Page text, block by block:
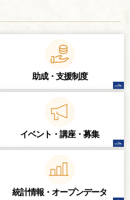
助成・支援制度
イベント・講座・ 募集
統計情報・ オープンデータ